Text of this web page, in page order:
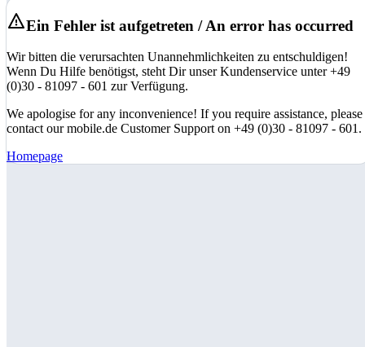
Ein Fehler ist aufgetreten / An error has occurred
Wir bitten die verursachten Unannehmlichkeiten zu entschuldigen!
Wenn Du Hilfe benötigst, steht Dir unser Kundenservice unter +49
(0)30 - 81097 - 601 zur Verfügung.
We apologise for any inconvenience! If you require assistance, please
contact our mobile.de Customer Support on +49 (0)30 - 81097 - 601.
Homepage